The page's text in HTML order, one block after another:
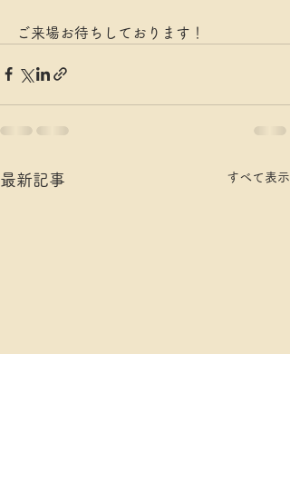
ご来場お待ちしております！
最新記事 すべて表示